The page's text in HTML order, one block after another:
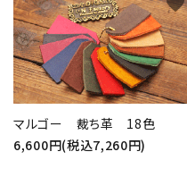
マルゴー 裁ち革 18色
6,600円(税込7,260円)